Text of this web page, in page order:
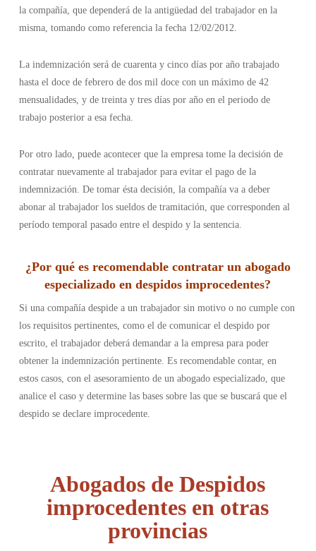
la compañía, que dependerá de la antigüedad del trabajador en la
misma, tomando como referencia la fecha 12/02/2012.
La indemnización será de cuarenta y cinco días por año trabajado
hasta el doce de febrero de dos mil doce con un máximo de 42
mensualidades, y de treinta y tres días por año en el periodo de
trabajo posterior a esa fecha.
Por otro lado, puede acontecer que la empresa tome la decisión de
contratar nuevamente al trabajador para evitar el pago de la
indemnización. De tomar ésta decisión, la compañía va a deber
abonar al trabajador los sueldos de tramitación, que corresponden al
período temporal pasado entre el despido y la sentencia.
¿Por qué es recomendable contratar un abogado
especializado en despidos improcedentes?
Si una compañía despide a un trabajador sin motivo o no cumple con
los requisitos pertinentes, como el de comunicar el despido por
escrito, el trabajador deberá demandar a la empresa para poder
obtener la indemnización pertinente. Es recomendable contar, en
estos casos, con el asesoramiento de un abogado especializado, que
analice el caso y determine las bases sobre las que se buscará que el
despido se declare improcedente.
Abogados de Despidos
improcedentes en otras
provincias